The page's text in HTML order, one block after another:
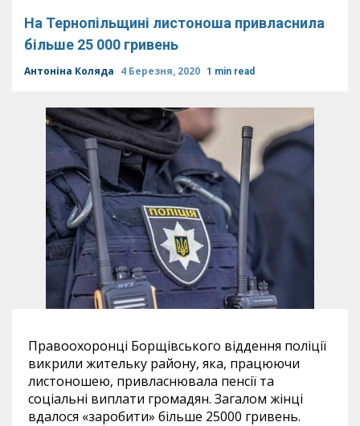
На Тернопільщині листоноша привласнила
більше 25 000 гривень
Антоніна Коляда 4 Березня, 2020 1 min read
Правоохоронці Борщівського віддення поліції
викрили жительку району, яка, працюючи
листоношею, привласнювала пенсії та
соціальні виплати громадян. Загалом жінці
вдалося «заробити» більше 25000 гривень.